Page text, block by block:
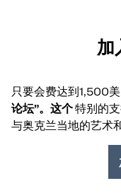
加
只要会费达到1,500
论坛”。这个特别的
与奥克兰当地的艺术